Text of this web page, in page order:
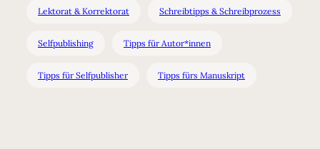
Lektorat & Korrektorat Schreibtipps & Schreibprozess
Selfpublishing Tipps für Autor*innen
Tipps für Selfpublisher Tipps fürs Manuskript